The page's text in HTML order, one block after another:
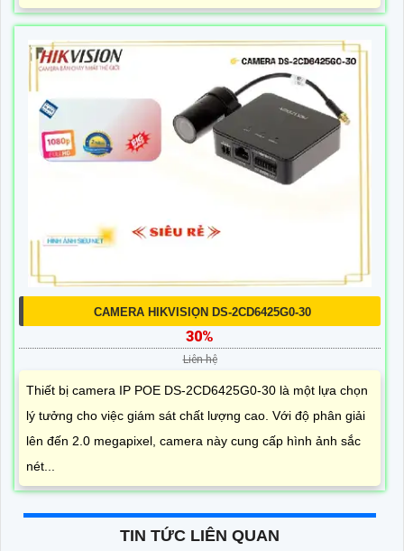
CAMERA HIKVISIỌN DS-2CD6425G0-30
30%
Liên hệ
Thiết bị camera IP POE DS-2CD6425G0-30 là một lựa chọn
lý tưởng cho việc giám sát chất lượng cao. Với độ phân giải
lên đến 2.0 megapixel, camera này cung cấp hình ảnh sắc
nét...
TIN TỨC LIÊN QUAN